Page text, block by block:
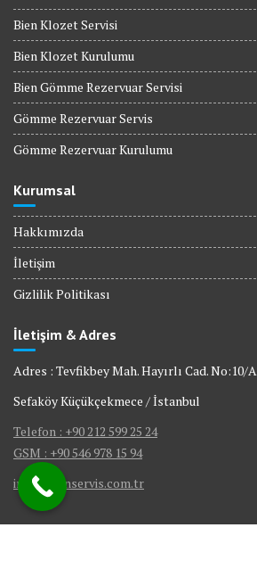
Bien Klozet Servisi
Bien Klozet Kurulumu
Bien Gömme Rezervuar Servisi
Gömme Rezervuar Servis
Gömme Rezervuar Kurulumu
Kurumsal
Hakkımızda
İletişim
Gizlilik Politikası
İletişim & Adres
Adres : Tevfikbey Mah. Hayırlı Cad. No:10/A
Sefaköy Küçükçekmece / İstanbul
Telefon : +90 212 599 25 24
GSM : +90 546 978 15 94
info@bienservis.com.tr